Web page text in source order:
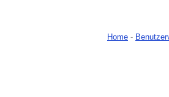
Home -